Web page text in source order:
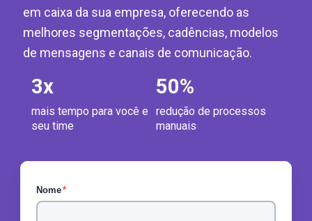
em caixa da sua empresa, oferecendo as
melhores segmentações, cadências, modelos
de mensagens e canais de comunicação.
3x
mais tempo para você e
seu time
50%
redução de processos
manuais
Nome*